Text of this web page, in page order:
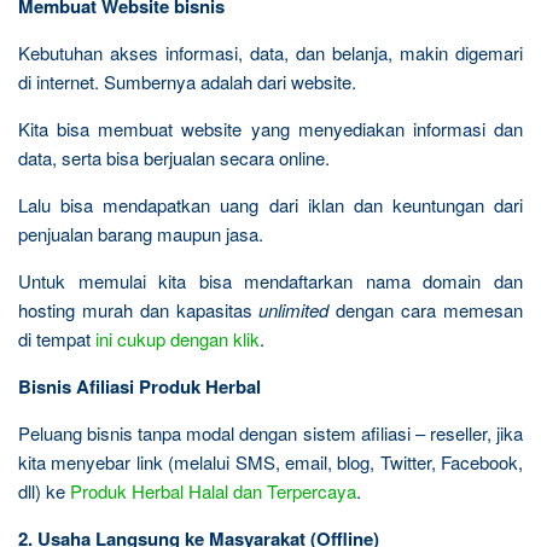
Membuat Website bisnis
Kebutuhan akses informasi, data, dan belanja, makin digemari
di internet. Sumbernya adalah dari website.
Kita bisa membuat website yang menyediakan informasi dan
data, serta bisa berjualan secara online.
Lalu bisa mendapatkan uang dari iklan dan keuntungan dari
penjualan barang maupun jasa.
Untuk memulai kita bisa mendaftarkan nama domain dan
hosting murah dan kapasitasunlimiteddengan cara memesan
di tempatini cukup dengan klik.
Bisnis Afiliasi Produk Herbal
Peluang bisnis tanpa modal dengan sistem afiliasi – reseller, jika
kita menyebar link (melalui SMS, email, blog, Twitter, Facebook,
dll) ke Produk Herbal Halal dan Terpercaya.
2. Usaha Langsung ke Masyarakat (Offline)